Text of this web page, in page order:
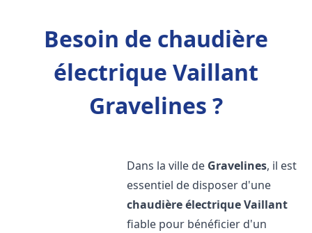
Besoin de chaudière
électrique Vaillant
Gravelines ?
Dans la ville de Gravelines, il est
essentiel de disposer d'une
chaudière électrique Vaillant
fiable pour bénéficier d'un